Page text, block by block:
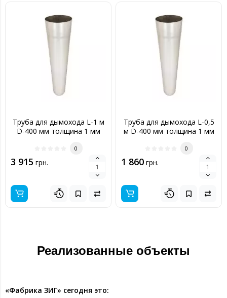
Труба для дымохода L-1 м
D-400 мм толщина 1 мм
0
3 915 грн.
Труба для дымохода L-0,5
м D-400 мм толщина 1 мм
0
1 860 грн.
Реализованные объекты
«Фабрика ЗИГ» сегодня это: